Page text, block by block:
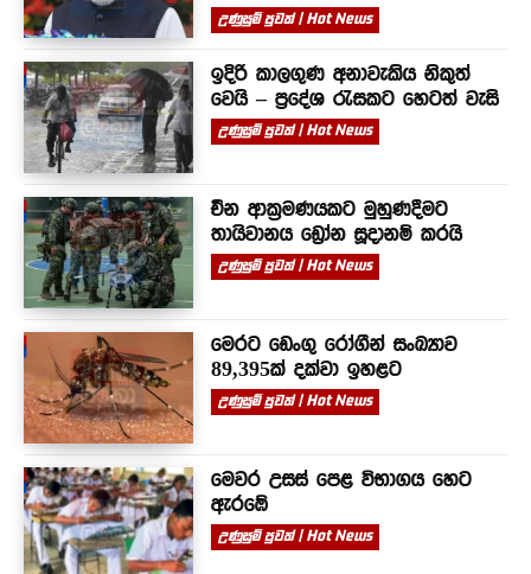
උණුසුම් පුවත් | Hot News
ඉදිරි කාලගුණ අනාවැකිය නිකුත්
වෙයි – ප්‍රදේශ රැසකට හෙටත් වැසි
උණුසුම් පුවත් | Hot News
චීන ආක්‍රමණයකට මුහුණදීමට
තායිවානය ඩ්‍රෝන සූදානම් කරයි
උණුසුම් පුවත් | Hot News
මෙරට ඩෙංගු රෝගීන් සංඛ්‍යාව
89,395ක් දක්වා ඉහළට
උණුසුම් පුවත් | Hot News
මෙවර උසස් පෙළ විභාගය හෙට
ඇරඹේ
උණුසුම් පුවත් | Hot News